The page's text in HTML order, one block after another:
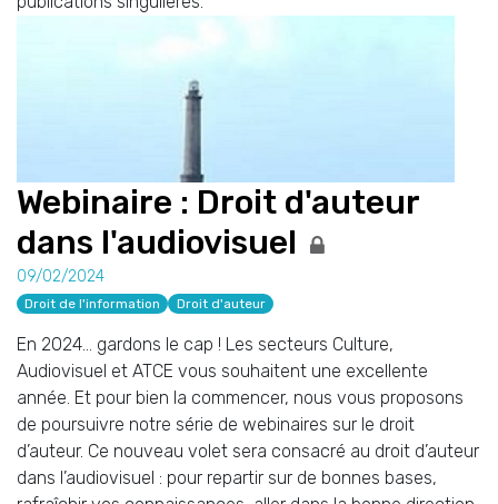
Webinaire : Droit d'auteur
dans l'audiovisuel
09/02/2024
Droit de l'information Droit d'auteur
En 2024… gardons le cap ! Les secteurs Culture,
Audiovisuel et ATCE vous souhaitent une excellente
année. Et pour bien la commencer, nous vous proposons
de poursuivre notre série de webinaires sur le droit
d’auteur. Ce nouveau volet sera consacré au droit d’auteur
dans l’audiovisuel : pour repartir sur de bonnes bases,